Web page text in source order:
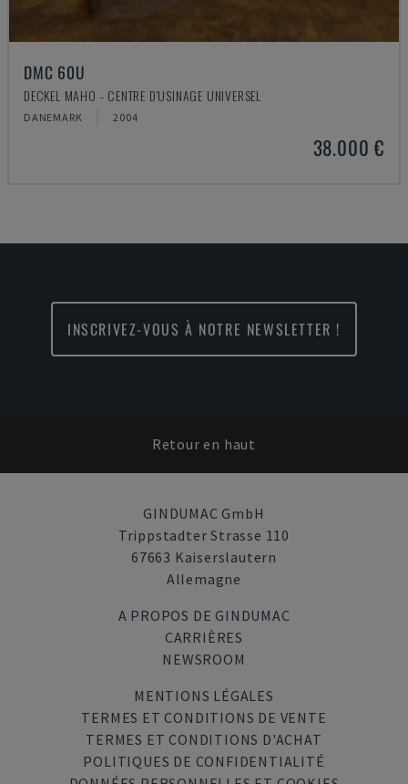
DMC 60U
DECKEL MAHO - CENTRE D'USINAGE UNIVERSEL
DANEMARK 2004
38.000 €
INSCRIVEZ-VOUS À NOTRE NEWSLETTER !
Retour en haut
GINDUMAC GmbH
Trippstadter Strasse 110
67663 Kaiserslautern
Allemagne
A PROPOS DE GINDUMAC
CARRIÈRES
NEWSROOM
MENTIONS LÉGALES
TERMES ET CONDITIONS DE VENTE
TERMES ET CONDITIONS D'ACHAT
POLITIQUES DE CONFIDENTIALITÉ